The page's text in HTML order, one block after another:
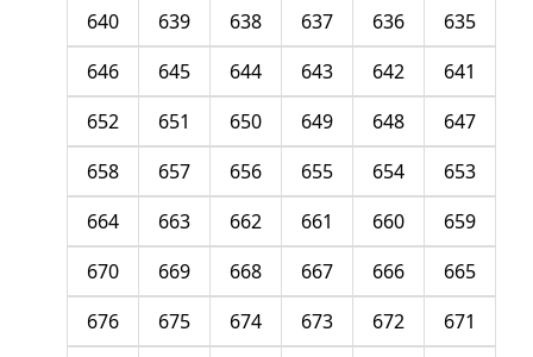
635
636
637
638
639
640
641
642
643
644
645
646
647
648
649
650
651
652
653
654
655
656
657
658
659
660
661
662
663
664
665
666
667
668
669
670
671
672
673
674
675
676